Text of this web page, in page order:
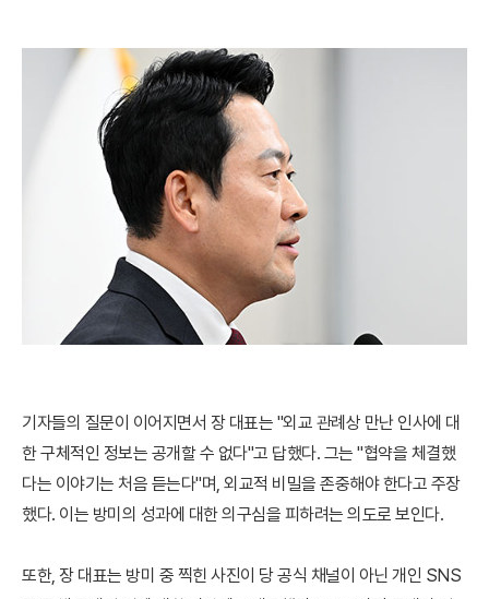
기자들의 질문이 이어지면서 장 대표는 "외교 관례상 만난 인사에 대
한 구체적인 정보는 공개할 수 없다"고 답했다. 그는 "협약을 체결했
다는 이야기는 처음 듣는다"며, 외교적 비밀을 존중해야 한다고 주장
했다. 이는 방미의 성과에 대한 의구심을 피하려는 의도로 보인다.
또한, 장 대표는 방미 중 찍힌 사진이 당 공식 채널이 아닌 개인 SNS